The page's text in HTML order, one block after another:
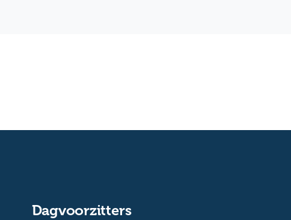
Dagvoorzitters